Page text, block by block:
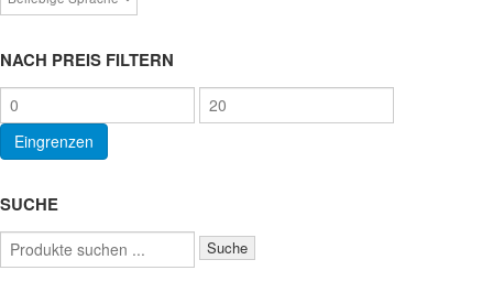
NACH PREIS FILTERN
Min.
Preis
Max.
Preis
Eingrenzen
SUCHE
Suchen
nach:
Suche